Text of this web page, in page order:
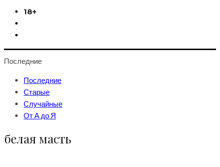
18+
Последние
Последние
Старые
Случайные
От А до Я
белая масть